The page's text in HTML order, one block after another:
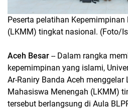
Peserta pelatihan
(LKMM) tingkat nasional. (Foto/
Aceh Besar -- Dalam rangka
kepemimpinan yang islami,
Ar-Raniry Banda Aceh
Mahasiswa Menengah (LKMM)
tersebut berlangsung di Aula